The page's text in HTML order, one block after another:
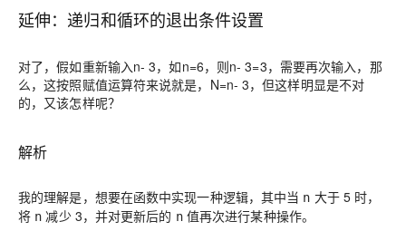
延伸：递归和循环的退出条件设置
对了，假如重新输入n- 3，如n=6，则n- 3=3，需要再次输入，那
么，这按照赋值运算符来说就是，N=n- 3，但这样明显是不对
的，又该怎样呢？
解析
我的理解是，想要在函数中实现一种逻辑，其中当 n 大于 5 时，
将 n 减少 3，并对更新后的 n值再次进行某种操作。